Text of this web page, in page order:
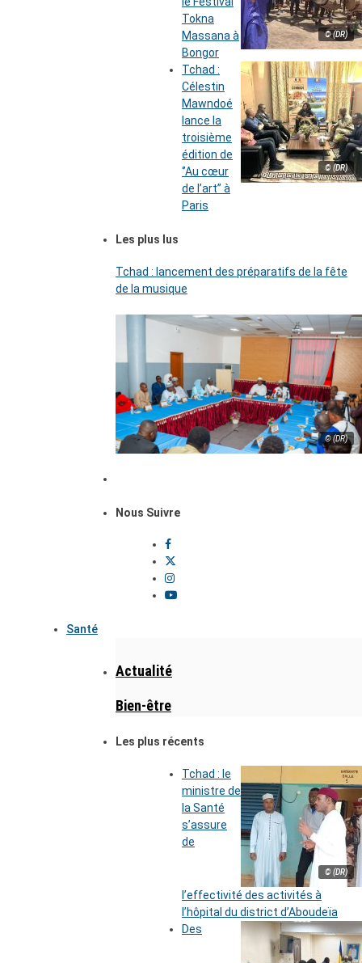
© (DR)
Tokna
Massana à
Bongor
© (DR)
Tchad :
Célestin
Mawndoé
lance la
troisième
édition de
‘’Au cœur
de l’art’’ à
Paris
Les plus lus
Tchad : lancement des préparatifs de la fête
de la musique
© (DR)
Nous Suivre
Santé
Actualité
Bien-être
Les plus récents
© (DR)
Tchad : le
ministre de
la Santé
s’assure
de
l’effectivité des activités à
l’hôpital du district d’Aboudeïa
Des